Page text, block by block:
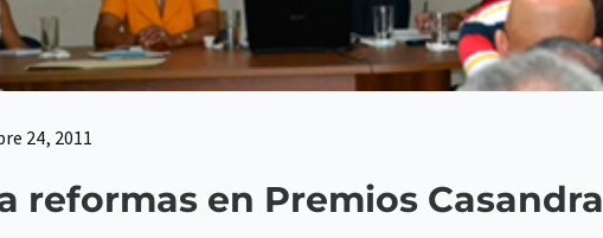
24, 2011
reformas en Premios Casandra